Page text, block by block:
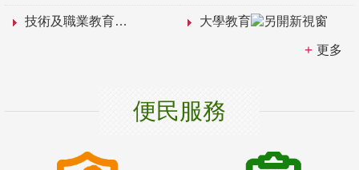
技術及職業教育 大學教育
更多
便民服務